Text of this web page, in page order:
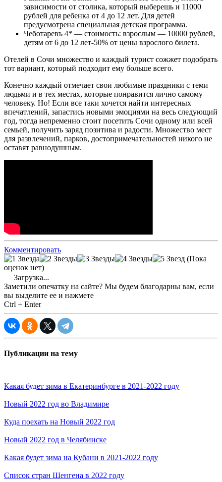
зависимости от столика, который выберешь и 11000
рублей для ребенка от 4 до 12 лет. Для детей
предусмотрена специальная детская программа.
Чеботаревъ 4* — стоимость: взрослым — 10000 рублей,
детям от 6 до 12 лет-50% от цены взрослого билета.
Отелей в Сочи множество и каждый турист сожжет подобрать
тот вариант, который подходит ему больше всего.
Конечно каждый отмечает свои любимые праздники с теми
людьми и в тех местах, которые понравится лично самому
человеку. Но! Если все таки хочется найти интересных
впечатлений, запастись новыми эмоциями на весь следующий
год, тогда непременно стоит посетить Сочи одному или всей
семьей, получить заряд позитива и радости. Множество мест
для развлечений, парков, достопримечательностей никого не
оставят равнодушным.
Комментировать
(Пока
оценок нет)
Загрузка...
Заметили опечатку на сайте? Мы будем благодарны вам, если
вы выделите ее и нажмете
Ctrl + Enter
Публикации на тему
Какая будет зима в Екатеринбурге в 2021-2022 году
Новый 2022 год во Владимире
Куда поехать на Новый 2022 год
Новый 2022 год в Челябинске
Какая будет зима на Кубани в 2021-2022 году
Список стран Шенгена в 2022 году